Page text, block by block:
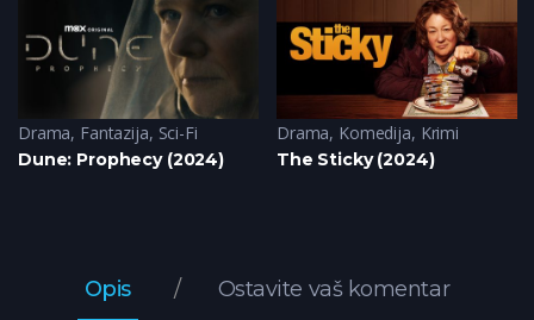
Drama, Fantazija, Sci-Fi
Dune: Prophecy (2024)
Drama, Komedija, Krimi
The Sticky (2024)
Opis Ostavite vaš komentar